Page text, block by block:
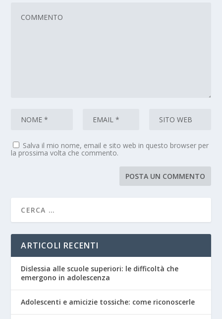
Salva il mio nome, email e sito web in questo browser per
la prossima volta che commento.
ARTICOLI RECENTI
Dislessia alle scuole superiori: le difficoltà che
emergono in adolescenza
Adolescenti e amicizie tossiche: come riconoscerle